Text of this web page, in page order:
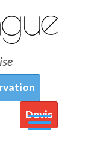
Devis